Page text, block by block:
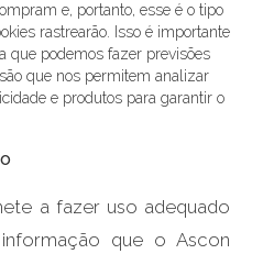
e, portanto, esse é o tipo
rastrearão. Isso é importante
que podemos fazer previsões
que nos permitem analizar
e produtos para garantir o
a fazer uso adequado
que o Ascon